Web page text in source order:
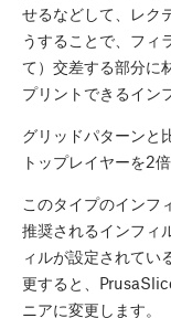
せるなどして、レク
うすることで、フィ
て）交差する部分に
プリントできるイン
グリッドパターンと
トップレイヤーを2
このタイプのインフ
推奨されるインフィ
ィルが設定されてい
更すると、
ニアに変更します。